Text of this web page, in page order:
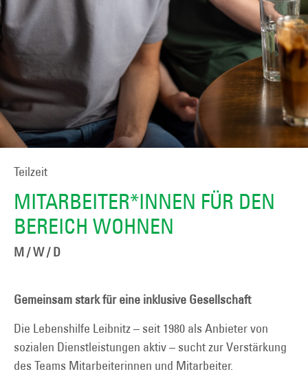
Teilzeit
MITARBEITER*INNEN FÜR DEN
BEREICH WOHNEN
M / W / D
Gemeinsam stark für eine inklusive Gesellschaft
Die Lebenshilfe Leibnitz – seit 1980 als Anbieter von
sozialen Dienstleistungen aktiv – sucht zur Verstärkung
des Teams Mitarbeiterinnen und Mitarbeiter.